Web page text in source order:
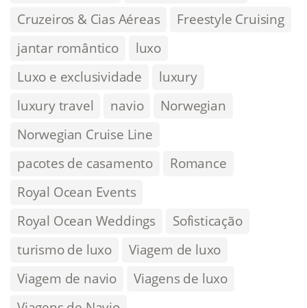
Cruzeiros & Cias Aéreas
Freestyle Cruising
jantar romântico
luxo
Luxo e exclusividade
luxury
luxury travel
navio
Norwegian
Norwegian Cruise Line
pacotes de casamento
Romance
Royal Ocean Events
Royal Ocean Weddings
Sofisticação
turismo de luxo
Viagem de luxo
Viagem de navio
Viagens de luxo